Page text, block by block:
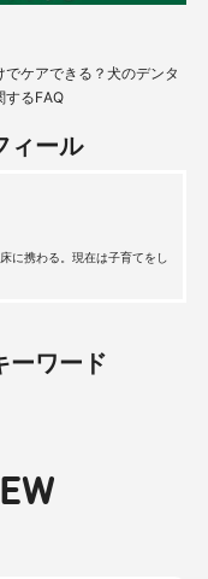
ケアできる？犬のデンタ
するFAQ
ィール
に携わる。現在は子育てをし
ーワード